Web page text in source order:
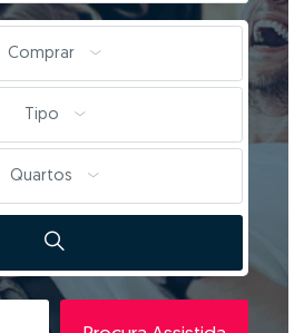
Comprar
Tipo
Quartos